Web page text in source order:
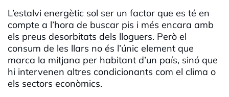
L’estalvi energètic sol ser un factor que es té en
compte a l’hora de buscar pis i més encara amb
els preus desorbitats dels lloguers. Però el
consum de les llars no és l’únic element que
marca la mitjana per habitant d’un país, sinó que
hi intervenen altres condicionants com el clima o
els sectors econòmics.